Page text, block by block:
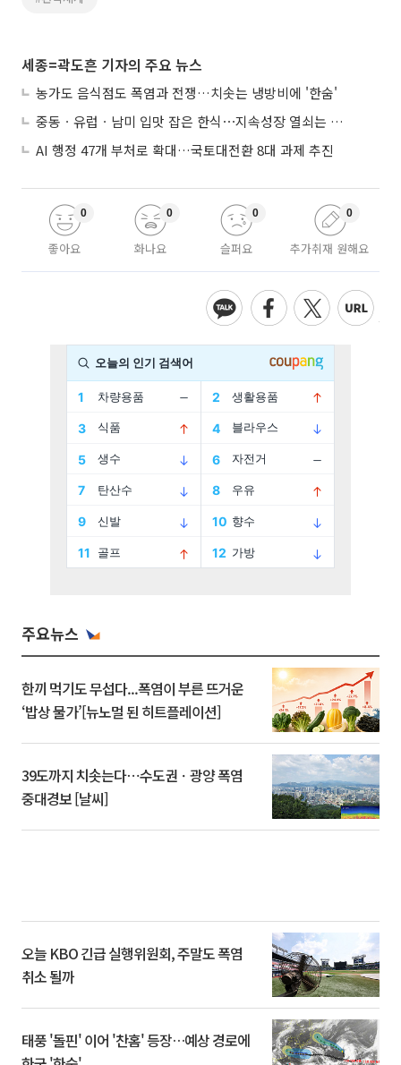
세종=곽도흔 기자의 주요 뉴스
농가도 음식점도 폭염과 전쟁…치솟는 냉방비에 '한숨'
중동ㆍ유럽ㆍ남미 입맛 잡은 한식⋯지속성장 열쇠는 ‘현지화’
AI 행정 47개 부처로 확대…국토대전환 8대 과제 추진
좋아요
0
화나요
0
슬퍼요
0
추가취재 원해요
0
주요뉴스
한끼 먹기도 무섭다...폭염이 부른 뜨거운
‘밥상 물가’[뉴노멀 된 히트플레이션]
39도까지 치솟는다⋯수도권ㆍ광양 폭염
중대경보 [날씨]
오늘 KBO 긴급 실행위원회, 주말도 폭염
취소 될까
태풍 '돌핀' 이어 '찬홈' 등장…예상 경로에